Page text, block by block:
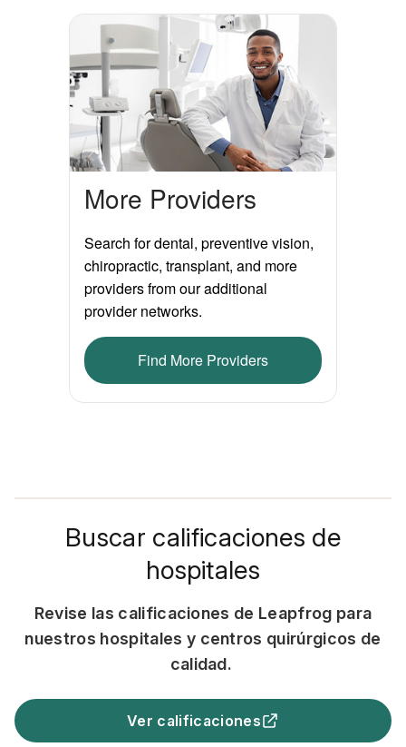
More Providers
Search for dental, preventive vision,
chiropractic, transplant, and more
providers from our additional
provider networks.
Find More Providers
Buscar calificaciones de
hospitales
Revise las calificaciones de Leapfrog para
nuestros hospitales y centros quirúrgicos de
calidad.
Ver calificaciones